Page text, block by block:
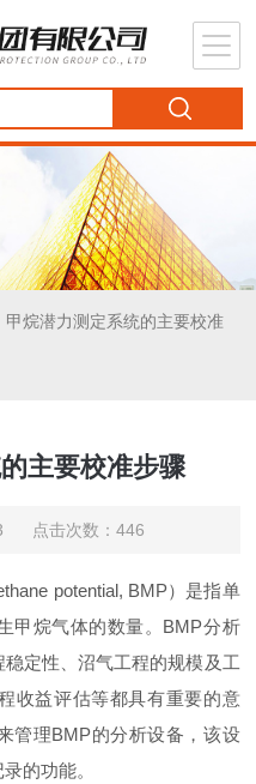
甲烷潜力测定系统的主要校准
主要校准步骤
点击次数：446
potential, BMP）是指单
甲烷气体的数量。BMP分析
定性、沼气工程的规模及工
收益评估等都具有重要的意
管理BMP的分析设备，该设
的功能。